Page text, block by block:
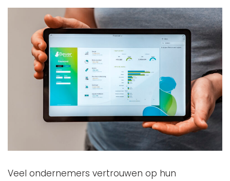
Veel ondernemers vertrouwen op hun